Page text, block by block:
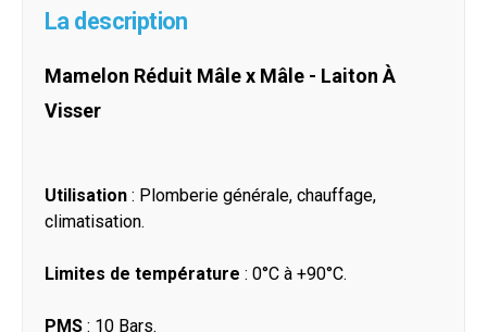
La description
Mamelon Réduit Mâle x Mâle - Laiton À
Visser
Utilisation : Plomberie générale, chauffage,
climatisation.
Limites de température : 0°C à +90°C.
PMS : 10 Bars.